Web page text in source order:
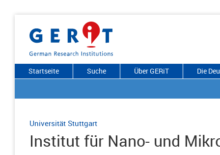
Startseite Suche Über GERiT Die
Universität Stuttgart
Institut für Nano- und